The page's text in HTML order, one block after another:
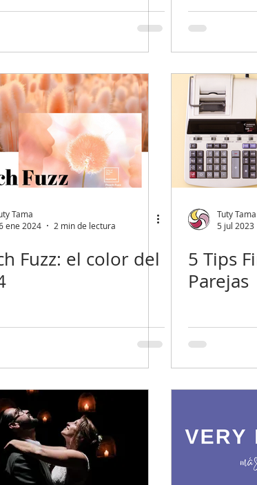
Tama
ene 2024
2 min de lectura
Fuzz: el color del
Tuty Tama
5 jul 2023
5 Tips
Parejas